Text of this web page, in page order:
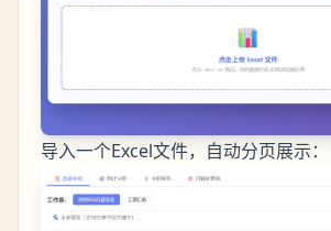
导入一个Excel文件，自动分页展示：